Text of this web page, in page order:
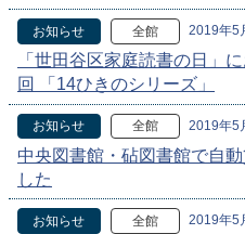
お知らせ 全館 2019年5
「世田谷区家庭読書の日」
回 「14ひきのシリーズ」
お知らせ 全館 2019年5
中央図書館・砧図書館で自
した
お知らせ 全館 2019年5